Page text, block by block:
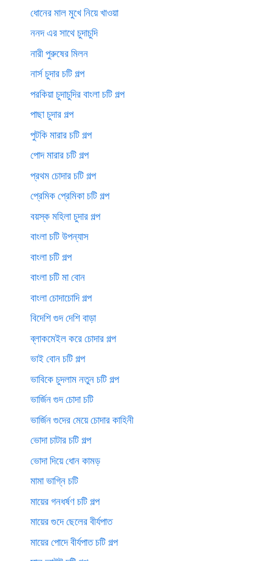
ধোনের মাল মুখে নিয়ে খাওয়া
ননদ এর সাথে চুদাচুদি
নারী পুরুষের মিলন
নার্স চুদার চটি গল্প
পরকিয়া চুদাচুদির বাংলা চটি গল্প
পাছা চুদার গল্প
পুটকি মারার চটি গল্প
পোদ মারার চটি গল্প
প্রথম চোদার চটি গল্প
প্রেমিক প্রেমিকা চটি গল্প
বয়স্ক মহিলা চুদার গল্প
বাংলা চটি উপন্যাস
বাংলা চটি গল্প
বাংলা চটি মা বোন
বাংলা চোদাচোদি গল্প
বিদেশি গুদ দেশি বাড়া
ব্লাকমেইল করে চোদার গল্প
ভাই বোন চটি গল্প
ভাবিকে চুদলাম নতুন চটি গল্প
ভার্জিন গুদ চোদা চটি
ভার্জিন গুদের মেয়ে চোদার কাহিনী
ভোদা চাটার চটি গল্প
ভোদা দিয়ে ধোন কামড়
মামা ভাগ্নি চটি
মায়ের গনধর্ষণ চটি গল্প
মায়ের গুদে ছেলের বীর্যপাত
মায়ের পোদে বীর্যপাত চটি গল্প